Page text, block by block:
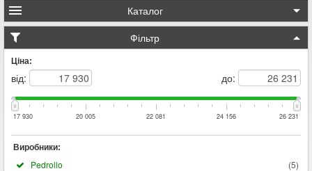
Каталог
Фільтр
Ціна:
від: до:
17 930 20 005 22 081 24 156 26 231
Виробники:
(5)
Pedrollo